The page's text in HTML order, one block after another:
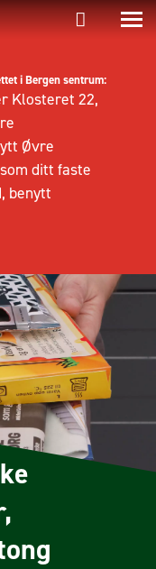
i Bergen sentrum:
Klosteret 22,
Øvre
ditt faste
benytt